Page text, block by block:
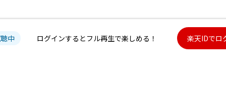
中 ログインするとフル再生で楽しめる！ 楽天IDでロ